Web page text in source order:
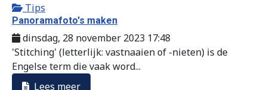
Tips
Panoramafoto's maken
dinsdag, 28 november 2023 17:48
'Stitching' (letterlijk: vastnaaien of -nieten) is de
Engelse term die vaak word...
Lees meer